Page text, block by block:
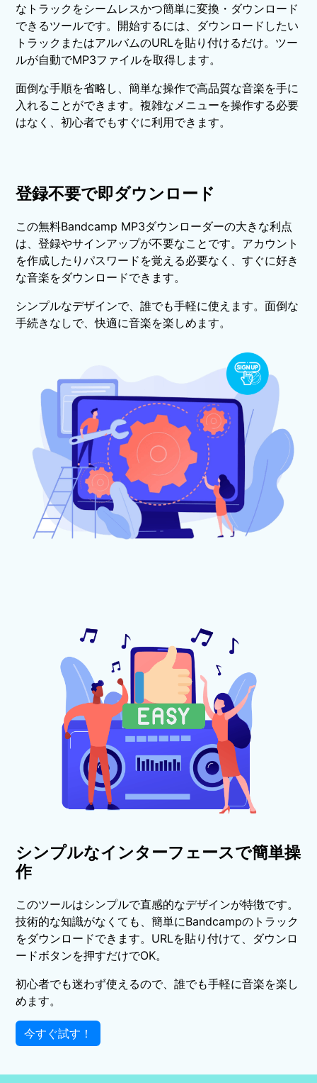
なトラックをシームレスかつ簡単に変換・ダウンロード
できるツールです。開始するには、ダウンロードしたい
トラックまたはアルバムのURLを貼り付けるだけ。ツー
ルが自動でMP3ファイルを取得します。
面倒な手順を省略し、簡単な操作で高品質な音楽を手に
入れることができます。複雑なメニューを操作する必要
はなく、初心者でもすぐに利用できます。
登録不要で即ダウンロード
この無料Bandcamp MP3ダウンローダーの大きな利点
は、登録やサインアップが不要なことです。アカウント
を作成したりパスワードを覚える必要なく、すぐに好き
な音楽をダウンロードできます。
シンプルなデザインで、誰でも手軽に使えます。面倒な
手続きなしで、快適に音楽を楽しめます。
シンプルなインターフェースで簡単操
作
このツールはシンプルで直感的なデザインが特徴です。
技術的な知識がなくても、簡単にBandcampのトラック
をダウンロードできます。URLを貼り付けて、ダウンロ
ードボタンを押すだけでOK。
初心者でも迷わず使えるので、誰でも手軽に音楽を楽し
めます。
今すぐ試す！